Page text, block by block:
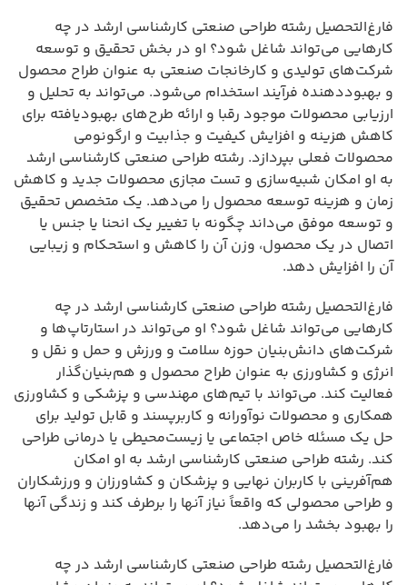
فارغ‌التحصیل رشته طراحی صنعتی کارشناسی ارشد در چه
کارهایی می‌تواند شاغل شود؟ او در بخش تحقیق و توسعه
شرکت‌های تولیدی و کارخانجات صنعتی به عنوان طراح محصول
و بهبوددهنده فرآیند استخدام می‌شود. می‌تواند به تحلیل و
ارزیابی محصولات موجود رقبا و ارائه طرح‌های بهبودیافته برای
کاهش هزینه و افزایش کیفیت و جذابیت و ارگونومی
محصولات فعلی بپردازد. رشته طراحی صنعتی کارشناسی ارشد
به او امکان شبیه‌سازی و تست مجازی محصولات جدید و کاهش
زمان و هزینه توسعه محصول را می‌دهد. یک متخصص تحقیق
و توسعه موفق می‌داند چگونه با تغییر یک انحنا یا جنس یا
اتصال در یک محصول، وزن آن را کاهش و استحکام و زیبایی
آن را افزایش دهد.
فارغ‌التحصیل رشته طراحی صنعتی کارشناسی ارشد در چه
کارهایی می‌تواند شاغل شود؟ او می‌تواند در استارتاپ‌ها و
شرکت‌های دانش‌بنیان حوزه سلامت و ورزش و حمل و نقل و
انرژی و کشاورزی به عنوان طراح محصول و هم‌بنیان‌گذار
فعالیت کند. می‌تواند با تیم‌های مهندسی و پزشکی و کشاورزی
همکاری و محصولات نوآورانه و کاربرپسند و قابل تولید برای
حل یک مسئله خاص اجتماعی یا زیست‌محیطی یا درمانی طراحی
کند. رشته طراحی صنعتی کارشناسی ارشد به او امکان
هم‌آفرینی با کاربران نهایی و پزشکان و کشاورزان و ورزشکاران
و طراحی محصولی که واقعاً نیاز آنها را برطرف کند و زندگی آنها
را بهبود بخشد را می‌دهد.
فارغ‌التحصیل رشته طراحی صنعتی کارشناسی ارشد در چه